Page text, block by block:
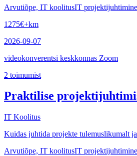
Arvutiõpe, IT koolitusIT projektijuhtimine
1275€+km
2026-09-07
videokonverentsi keskkonnas Zoom
2 toimumist
Praktilise
IT Koolitus
Kuidas juhtida projekte tulemuslikumalt
Arvutiõpe, IT koolitusIT projektijuhtimine